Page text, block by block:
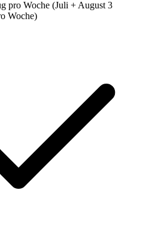
pro Woche (Juli + August 3
Woche)